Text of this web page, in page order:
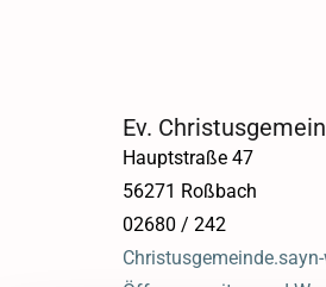
Ev.
Hauptstraße 47
56271 Roßbach
02680 / 242